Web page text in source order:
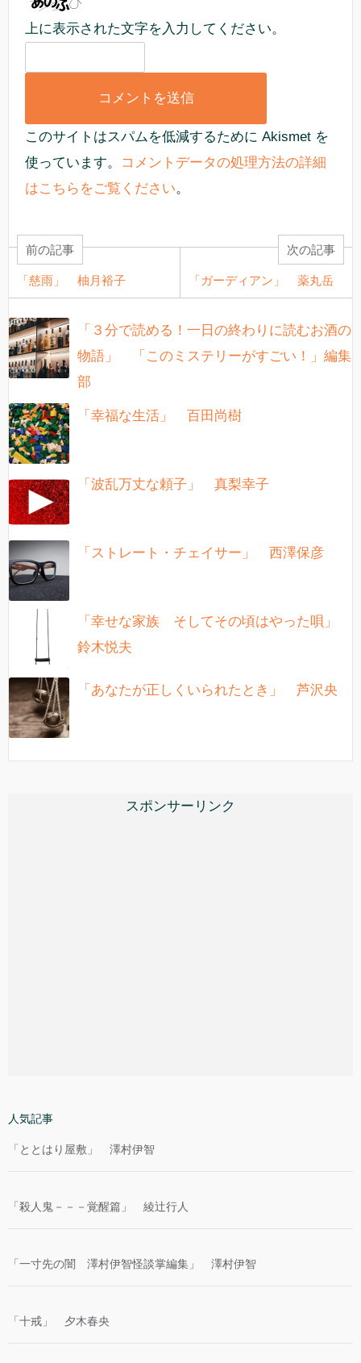
上に表示された文字を入力してください。
このサイトはスパムを低減するために Akismet を
使っています。
コメントデータの処理方法の詳細
はこちらをご覧ください。
前の記事
「慈雨」 柚月裕子
次の記事
「ガーディアン」 薬丸岳
「３分で読める！一日の終わりに読むお酒の
物語」 「このミステリーがすごい！」編集
部
「幸福な生活」 百田尚樹
「波乱万丈な頼子」 真梨幸子
「ストレート・チェイサー」 西澤保彦
「幸せな家族 そしてその頃はやった唄」
鈴木悦夫
「あなたが正しくいられたとき」 芦沢央
スポンサーリンク
人気記事
「ととはり屋敷」 澤村伊智
「殺人鬼－－－覚醒篇」 綾辻行人
「一寸先の闇 澤村伊智怪談掌編集」 澤村伊智
「十戒」 夕木春央